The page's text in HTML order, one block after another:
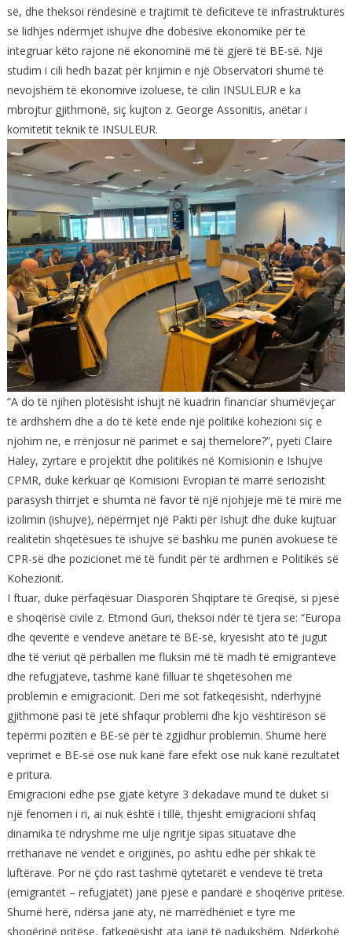
së, dhe theksoi rëndësinë e trajtimit të deficiteve të infrastrukturës
së lidhjes ndërmjet ishujve dhe dobësive ekonomike për të
integruar këto rajone në ekonominë më të gjerë të BE-së. Një
studim i cili hedh bazat për krijimin e një Observatori shumë të
nevojshëm të ekonomive izoluese, të cilin INSULEUR e ka
mbrojtur gjithmonë, siç kujton z. George Assonitis, anëtar i
komitetit teknik të INSULEUR.
“A do të njihen plotësisht ishujt në kuadrin financiar shumëvjeçar
të ardhshëm dhe a do të ketë ende një politikë kohezioni siç e
njohim ne, e rrënjosur në parimet e saj themelore?”, pyeti Claire
Haley, zyrtare e projektit dhe politikës në Komisionin e Ishujve
CPMR, duke kërkuar që Komisioni Evropian të marrë seriozisht
parasysh thirrjet e shumta në favor të një njohjeje më të mirë me
izolimin (ishujve), nëpërmjet një Pakti për Ishujt dhe duke kujtuar
realitetin shqetësues të ishujve së bashku me punën avokuese të
CPR-së dhe pozicionet më të fundit për të ardhmen e Politikës së
Kohezionit.
I ftuar, duke përfaqësuar Diasporën Shqiptare të Greqisë, si pjesë
e shoqërisë civile z. Etmond Guri, theksoi ndër të tjera se: “Europa
dhe qeveritë e vendeve anëtare të BE-së, kryesisht ato të jugut
dhe të veriut që përballen me fluksin më të madh të emigranteve
dhe refugjateve, tashmë kanë filluar të shqetësohen me
problemin e emigracionit. Deri më sot fatkeqësisht, ndërhyjnë
gjithmonë pasi të jetë shfaqur problemi dhe kjo vështirëson së
tepërmi pozitën e BE-së për të zgjidhur problemin. Shumë herë
veprimet e BE-së ose nuk kanë fare efekt ose nuk kanë rezultatet
e pritura.
Emigracioni edhe pse gjatë këtyre 3 dekadave mund të duket si
një fenomen i ri, ai nuk është i tillë, thjesht emigracioni shfaq
dinamika të ndryshme me ulje ngritje sipas situatave dhe
rrethanave në vendet e origjinës, po ashtu edhe për shkak të
luftërave. Por në çdo rast tashmë qytetarët e vendeve të treta
(emigrantët – refugjatët) janë pjesë e pandarë e shoqërive pritëse.
Shumë herë, ndërsa janë aty, në marrëdhëniet e tyre me
shoqërinë pritëse, fatkeqësisht ata janë të padukshëm. Ndërkohë